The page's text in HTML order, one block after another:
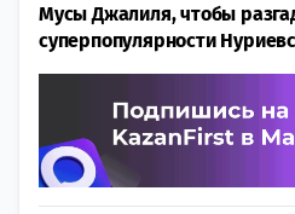
Мусы Джалиля, чтобы
суперпопулярности